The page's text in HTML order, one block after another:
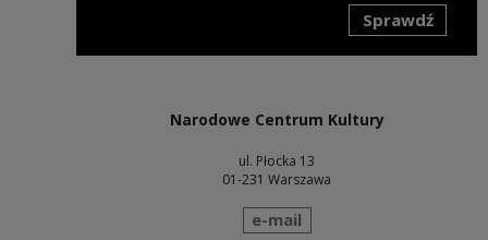
Sprawdź
Narodowe Centrum Kultury
ul. Płocka 13
01-231 Warszawa
wyślij wiadomość
e-mail